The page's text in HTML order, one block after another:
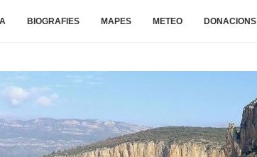
BIOGRAFIES MAPES METEO DONACIONS